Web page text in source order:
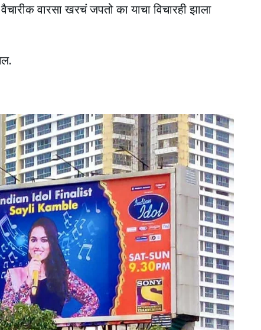
वारसा खरचं जपतो का याचा विचारही झाला